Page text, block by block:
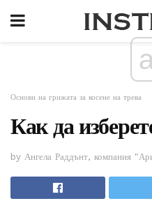
Основи на грижата за косене на трева
Как да
by Ангела Раддънт, компания